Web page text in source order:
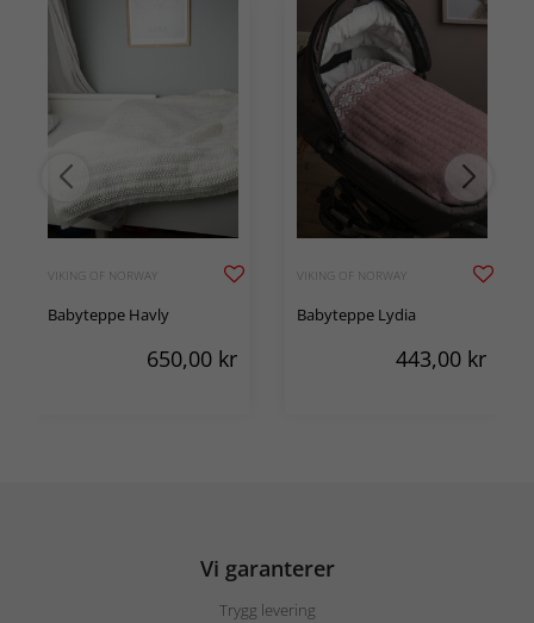
VIKING OF NORWAY
Babyteppe Havly
650,00 kr
VIKING OF NORWAY
Babyteppe Lydia
443,00 kr
Vi garanterer
Trygg levering